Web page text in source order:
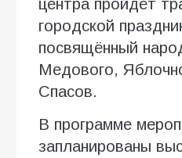
центра пройдёт
городской
посвящённый
Медового,
Спасов.
В программе
запланированы